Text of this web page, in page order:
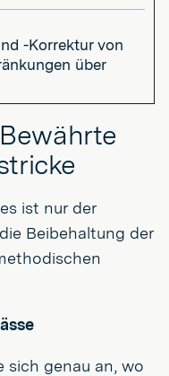
-Korrektur von
über
ist nur der
Beibehaltung der
sich genau an, wo